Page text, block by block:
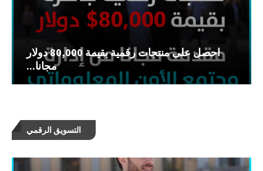
التسويق الرقمي
احصل على منتجات رقمية بقيمة 80,000 دولار
مجانا...